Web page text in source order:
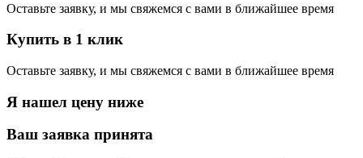
Оставьте заявку, и мы свяжемся с вами в ближайшее время
Купить в 1 клик
Оставьте заявку, и мы свяжемся с вами в ближайшее время
Я нашел цену ниже
Ваш заявка принята